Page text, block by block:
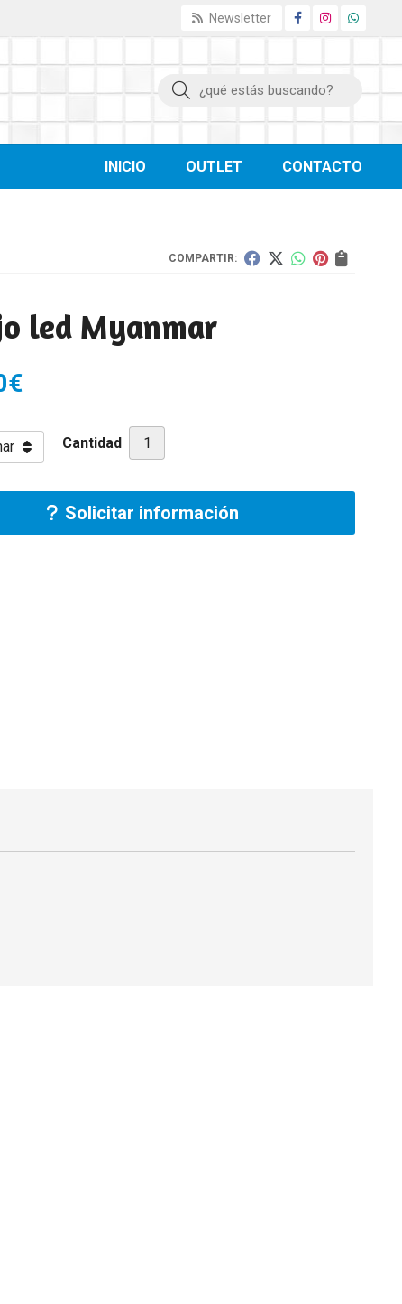
Newsletter
Buscar
INICIO OUTLET CONTACTO
COMPARTIR:
led Myanmar
€
Cantidad
Solicitar información